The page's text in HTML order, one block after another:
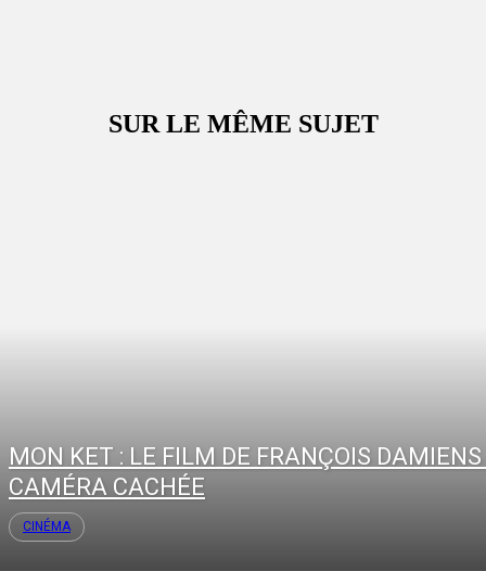
SUR LE MÊME SUJET
MON KET : LE FILM DE FRANÇOIS
CAMÉRA CACHÉE
CINÉMA